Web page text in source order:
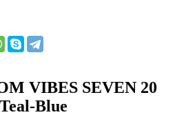
VIBES SEVEN 20
Blue